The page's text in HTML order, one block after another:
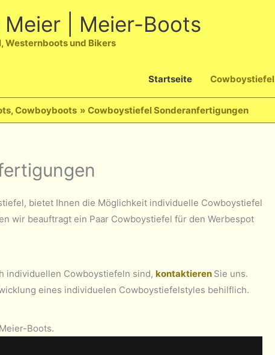
Meier | Meier-Boots
Westernboots und Bikers
Startseite Cowboystiefel
Cowboyboots Cowboystiefel Sonderanfertigungen
bietet Ihnen die Möglichkeit individuelle Cowboystiefel
wir beauftragt ein Paar Cowboystiefel für den Werbespot
individuellen Cowboystiefeln sind,kontaktieren Sie uns.
eines individuelen Cowboystiefelstyles behilflich.
Boots.